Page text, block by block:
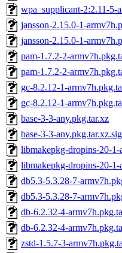
wpa_supplicant-2:2.11-5-
jansson-2.15.0-1-
jansson-2.15.0-1-
pam-1.7.2-2-
pam-1.7.2-2-
gc-8.2.12-1-
gc-8.2.12-1-
base-3-3-any.pkg.tar.xz
base-3-3-any.pkg.tar.xz.sig
libmakepkg-dropins-20-1-
libmakepkg-dropins-20-1-
db5.3-5.3.28-7-
db5.3-5.3.28-7-
db-6.2.32-4-
db-6.2.32-4-
zstd-1.5.7-3-